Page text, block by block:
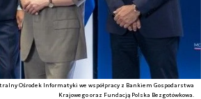
Ośrodek Informatyki we współpracy z Bankiem Gospodarstwa
Krajowego oraz Fundacją Polska Bezgotówkowa.